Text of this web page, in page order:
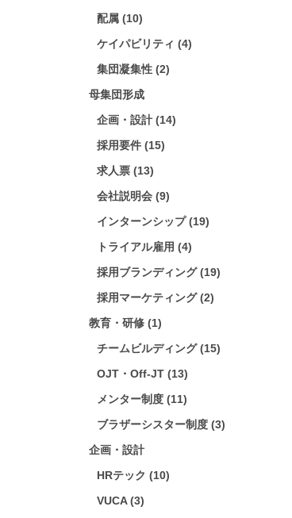
配属 (10)
ケイパビリティ (4)
集団凝集性 (2)
母集団形成
企画・設計 (14)
採用要件 (15)
求人票 (13)
会社説明会 (9)
インターンシップ (19)
トライアル雇用 (4)
採用ブランディング (19)
採用マーケティング (2)
教育・研修 (1)
チームビルディング (15)
OJT・Off-JT (13)
メンター制度 (11)
ブラザーシスター制度 (3)
企画・設計
HRテック (10)
VUCA (3)